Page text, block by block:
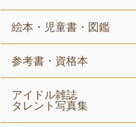
絵本・児童書・図鑑
参考書・資格本
アイドル雑誌
タレント写真集